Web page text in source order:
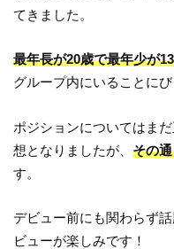
てきました。
最年長が20歳で最年少が
グループ内にいることに
ポジションについてはま
想となりましたが、その
す。
デビュー前にも関わらず
ビューが楽しみです！